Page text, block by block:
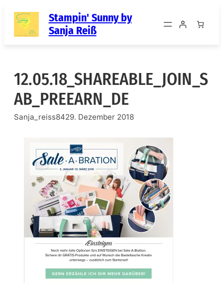
Inhalt
springen
Stampin' Sunny by
Sanja Reiß
12.05.18_SHAREABLE_JOIN_S
AB_PREEARN_DE
Sanja_reiss8429. Dezember 2018